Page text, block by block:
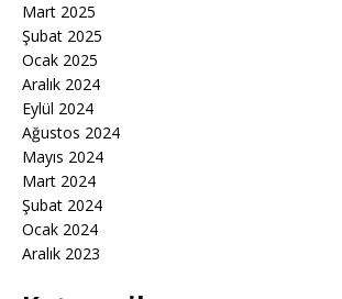
Mart 2025
Şubat 2025
Ocak 2025
Aralık 2024
Eylül 2024
Ağustos 2024
Mayıs 2024
Mart 2024
Şubat 2024
Ocak 2024
Aralık 2023